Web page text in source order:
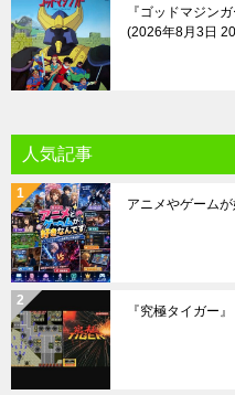
『ゴッドマジン
2026年8月3日
人気記事
アニメやゲーム
『究極タイガー